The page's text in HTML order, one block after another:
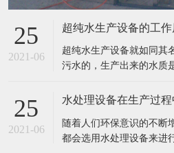
25
2021-06
超纯水生产设备的工
超纯水生产设备就如同其
污水的，生产出来的水质
要也是用在水处理和电子
产设备的工作过程通过交
子去除不想要的离子，然
25
2021-06
水处理设备在生产过
随着人们环保意识的不断
都会选用水处理设备来进